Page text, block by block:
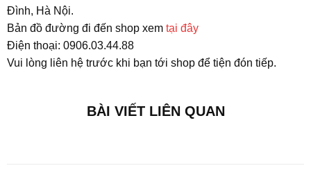
Đình, Hà Nội.
Bản đồ đường đi đến shop xem tại đây
Điện thoại: 0906.03.44.88
Vui lòng liên hệ trước khi bạn tới shop để tiện đón tiếp.
BÀI VIẾT LIÊN QUAN